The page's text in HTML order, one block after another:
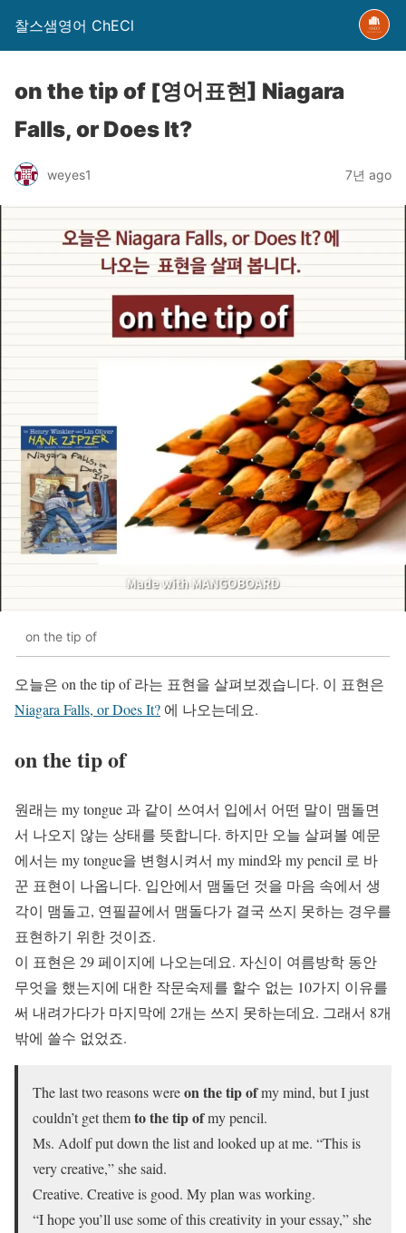
찰스샘영어 ChECl
on the tip of [영어표현] Niagara
Falls, or Does It?
weyes1 7년 ago
on the tip of
오늘은 on the tip of 라는 표현을 살펴보겠습니다. 이 표현은
Niagara Falls, or Does It? 에 나오는데요.
on the tip of
원래는 my tongue 과 같이 쓰여서 입에서 어떤 말이 맴돌면
서 나오지 않는 상태를 뜻합니다. 하지만 오늘 살펴볼 예문
에서는 my tongue을 변형시켜서 my mind와 my pencil 로 바
꾼 표현이 나옵니다. 입안에서 맴돌던 것을 마음 속에서 생
각이 맴돌고, 연필끝에서 맴돌다가 결국 쓰지 못하는 경우를
표현하기 위한 것이죠.
이 표현은 29 페이지에 나오는데요. 자신이 여름방학 동안
무엇을 했는지에 대한 작문숙제를 할수 없는 10가지 이유를
써 내려가다가 마지막에 2개는 쓰지 못하는데요. 그래서 8개
밖에 쓸수 없었죠.
The last two reasons wereon the tip ofmy mind, but I just
couldn’t get themto the tip ofmy pencil.
Ms. Adolf put down the list and looked up at me. “This is
very creative,” she said.
Creative. Creative is good. My plan was working.
“I hope you’ll use some of this creativity in your essay,” she